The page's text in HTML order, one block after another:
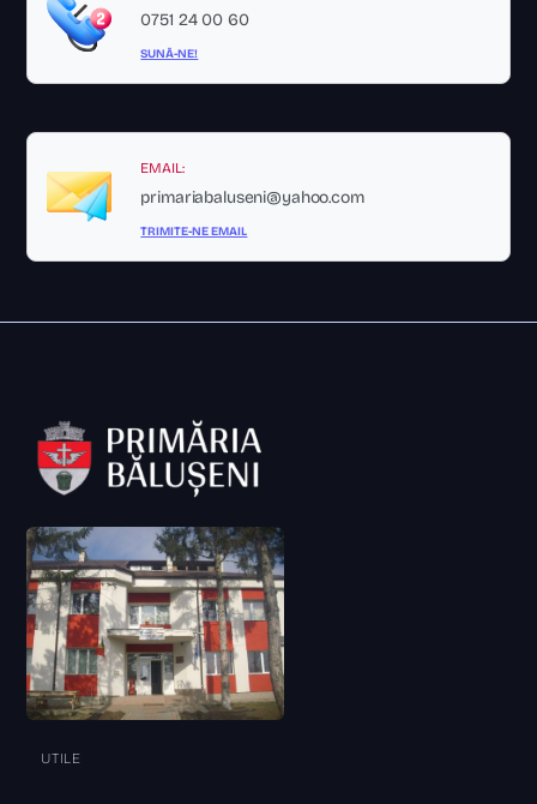
0751 24 00 60
SUNĂ-NE!
EMAIL:
primariabaluseni@yahoo.com
TRIMITE-NE EMAIL
UTILE